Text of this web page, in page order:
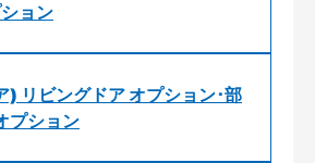
ョン
リビングドア オプション･部
プション